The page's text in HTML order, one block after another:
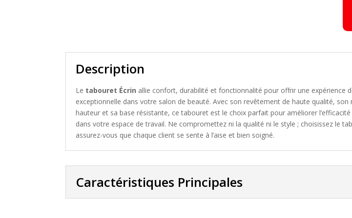
Description
Le tabouret Écrin allie confort, durabilité et fonctionnalité pour offrir une expérience
exceptionnelle dans votre salon de beauté. Avec son revêtement de haute qualité, son
hauteur et sa base résistante, ce tabouret est le choix parfait pour améliorer
dans votre espace de travail. Ne compromettez ni la qualité ni le style ; choisissez le
assurez-vous que chaque client se sente à l’aise et bien soigné.
Caractéristiques Principales